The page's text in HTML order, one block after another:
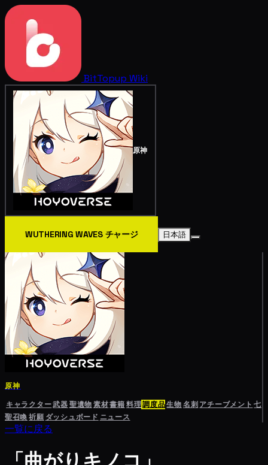
BitTopup Wiki
原神
WUTHERING WAVES チャージ 日本語
原神
キャラクター武器聖遺物素材書籍料理調度品生物名刺 アチーブメント 七
聖召喚祈願 ダッシュボード ニュース
一覧に戻る